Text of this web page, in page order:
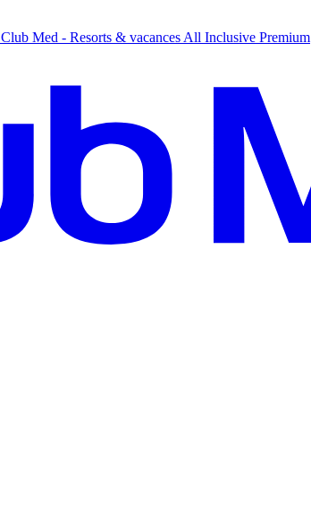
Club Med - Resorts & vacances All Inclusive Premium